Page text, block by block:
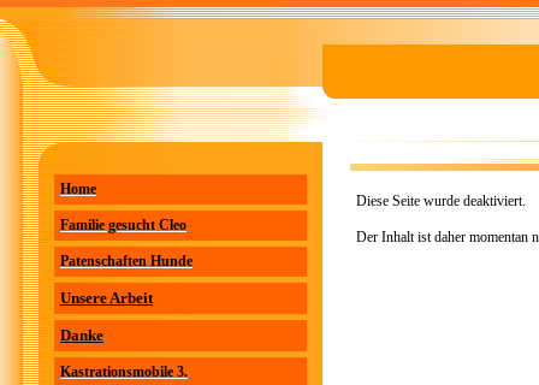
Home
Familie gesucht Cleo
Patenschaften Hunde
Unsere Arbeit
Danke
Kastrationsmobile 3.
Diese Seite wurde deaktiviert.
Der Inhalt ist daher momentan